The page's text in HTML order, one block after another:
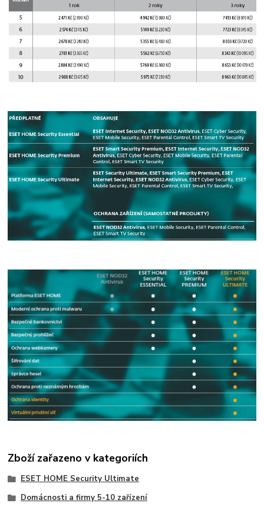
Zboží zařazeno v kategoriích
ESET HOME Security Ultimate
Domácnosti a firmy 5-10 zařízení